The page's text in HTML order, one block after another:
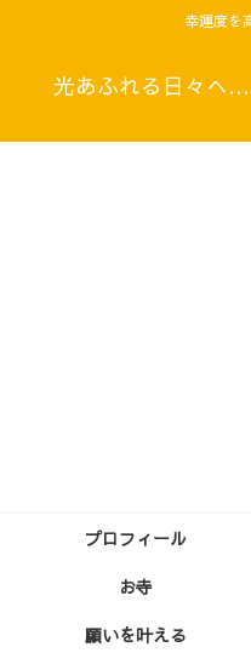
幸運度を
光あふれる日々へ
プロフィール
お寺
願いを叶える